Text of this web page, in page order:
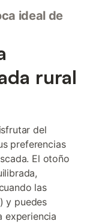
ideal de
rural
del
preferencias
El otoño
las
y puedes
experiencia